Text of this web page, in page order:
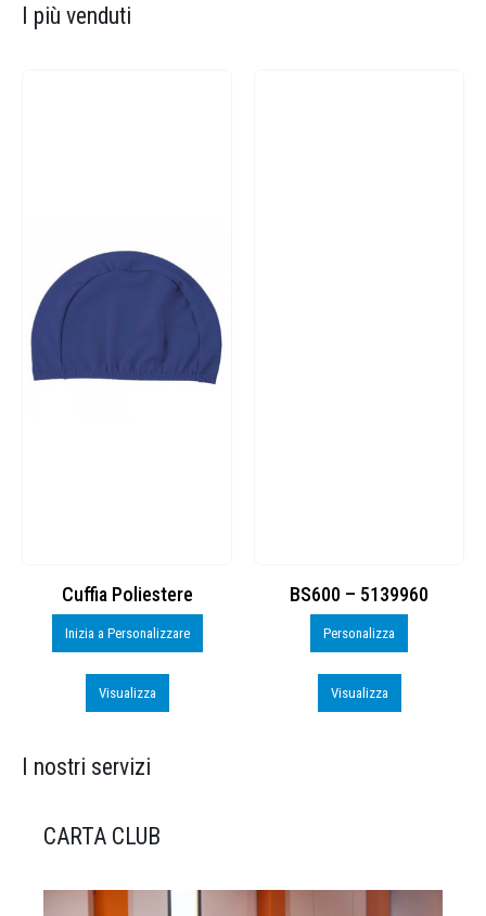
I più venduti
Cuffia Poliestere
Inizia a Personalizzare
Visualizza
BS600 – 5139960
Personalizza
Visualizza
I nostri servizi
CARTA CLUB